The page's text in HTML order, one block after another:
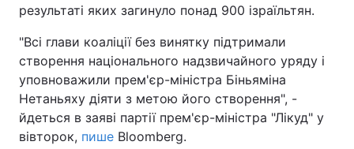
результаті яких загинуло понад 900 ізраїльтян.
"Всі глави коаліції без винятку підтримали
створення національного надзвичайного уряду і
уповноважили прем'єр-міністра Біньяміна
Нетаньяху діяти з метою його створення", -
йдеться в заяві партії прем'єр-міністра "Лікуд" у
вівторок, пише Bloomberg.